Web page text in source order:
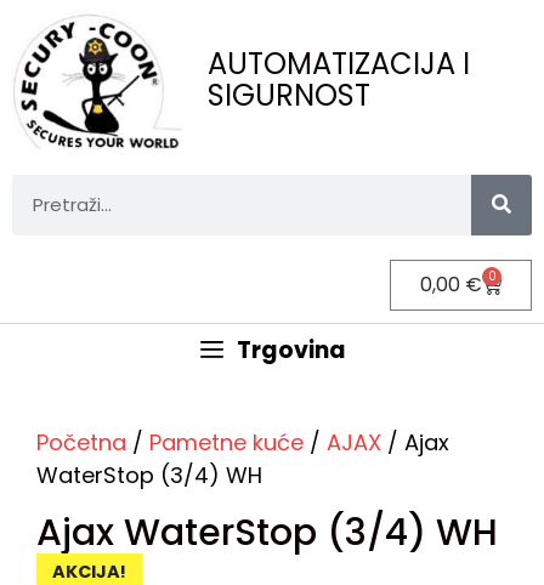
AUTOMATIZACIJA I
SIGURNOST
0,00 € 0
Trgovina
Početna / Pametne kuće / AJAX / Ajax
WaterStop (3/4) WH
Ajax WaterStop (3/4) WH
AKCIJA!